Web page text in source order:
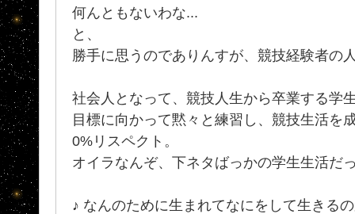
何んともないわな...
と、
勝手に思うのでありんすが、競技経験者の
社会人となって、競技人生から卒業する学
目標に向かって黙々と練習し、競技生活を
0%リスペクト。
オイラなんぞ、下ネタばっかの学生生活だ
♪ なんのために生まれてなにをして生きる